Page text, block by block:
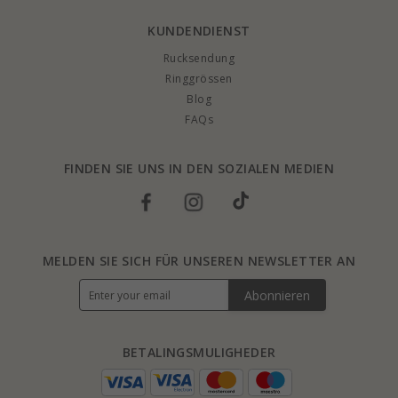
KUNDENDIENST
Rucksendung
Ringgrössen
Blog
FAQs
FINDEN SIE UNS IN DEN SOZIALEN MEDIEN
BETALINGSMULIGHEDER
MELDEN SIE SICH FÜR UNSEREN NEWSLETTER AN
Abonnieren